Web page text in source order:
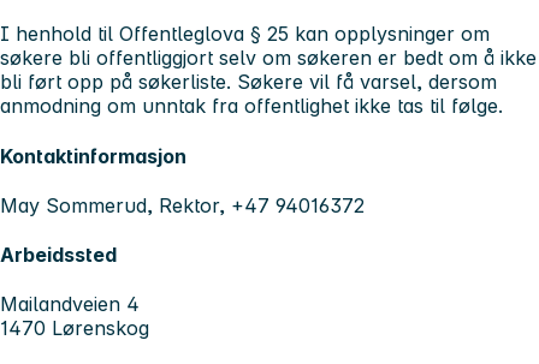
I henhold til Offentleglova § 25 kan opplysninger om
søkere bli offentliggjort selv om søkeren er bedt om å ikke
bli ført opp på søkerliste. Søkere vil få varsel, dersom
anmodning om unntak fra offentlighet ikke tas til følge.
Kontaktinformasjon
May Sommerud, Rektor, +47 94016372
Arbeidssted
Mailandveien 4
1470 Lørenskog